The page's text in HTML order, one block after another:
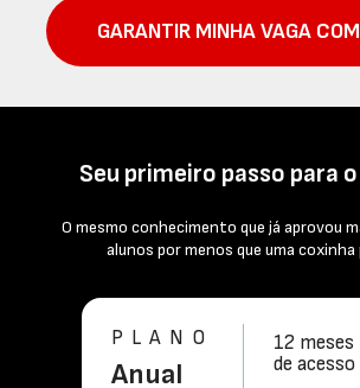
GARANTIR MINHA VAGA
Seu primeiro passo para
O mesmo conhecimento que já aprovou
alunos por menos que uma coxinha
PLANO
12 meses
de acesso
Anual